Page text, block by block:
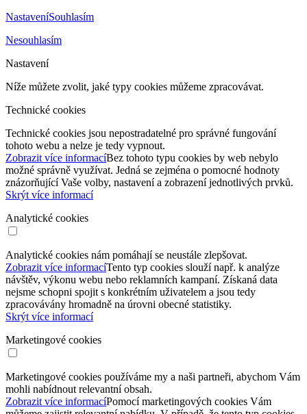
NastaveníSouhlasím
Nesouhlasím
Nastavení
Níže můžete zvolit, jaké typy cookies můžeme zpracovávat.
Technické cookies
Technické cookies jsou nepostradatelné pro správné fungování
tohoto webu a nelze je tedy vypnout.
Zobrazit více informacíBez tohoto typu cookies by web nebylo
možné správně využívat. Jedná se zejména o pomocné hodnoty
znázorňující Vaše volby, nastavení a zobrazení jednotlivých prvků.
Skrýt více informací
Analytické cookies
Analytické cookies nám pomáhají se neustále zlepšovat.
Zobrazit více informacíTento typ cookies slouží např. k analýze
návštěv, výkonu webu nebo reklamních kampaní. Získaná data
nejsme schopni spojit s konkrétním uživatelem a jsou tedy
zpracovávány hromadně na úrovni obecné statistiky.
Skrýt více informací
Marketingové cookies
Marketingové cookies používáme my a naši partneři, abychom Vám
mohli nabídnout relevantní obsah.
Zobrazit více informacíPomocí marketingových cookies Vám